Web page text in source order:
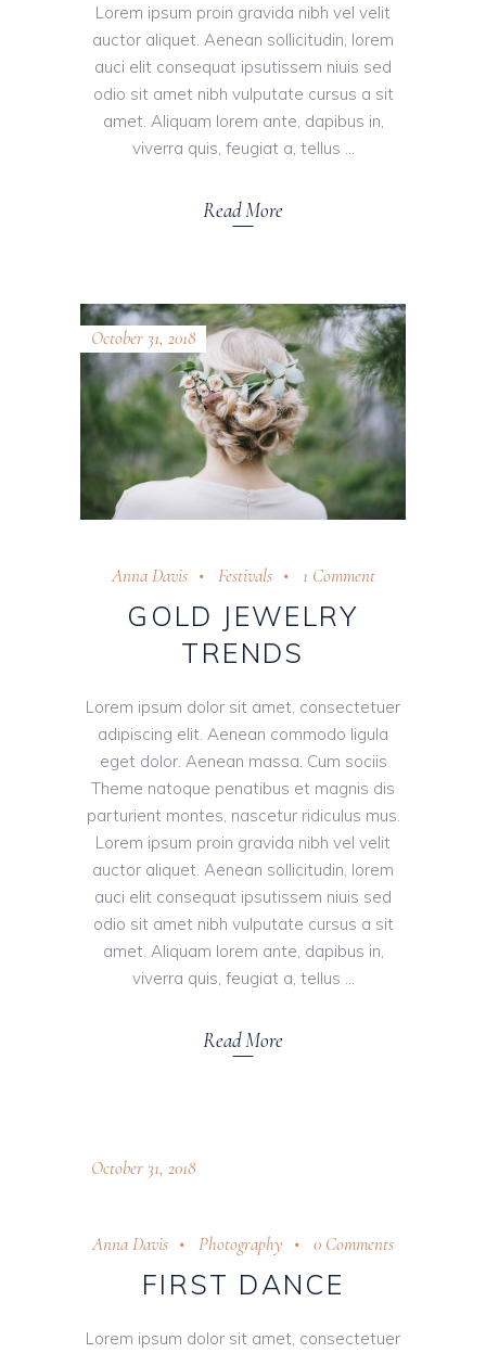
Lorem ipsum proin gravida nibh vel velit
auctor aliquet. Aenean sollicitudin, lorem
auci elit consequat ipsutissem niuis sed
odio sit amet nibh vulputate cursus a sit
amet. Aliquam lorem ante, dapibus in,
viverra quis, feugiat a, tellus
Read More
October 31, 2018
Anna Davis Festivals 1 Comment
GOLD JEWELRY
TRENDS
Lorem ipsum dolor sit amet, consectetuer
adipiscing elit. Aenean commodo ligula
eget dolor. Aenean massa. Cum sociis
Theme natoque penatibus et magnis dis
parturient montes, nascetur ridiculus mus.
Lorem ipsum proin gravida nibh vel velit
auctor aliquet. Aenean sollicitudin, lorem
auci elit consequat ipsutissem niuis sed
odio sit amet nibh vulputate cursus a sit
amet. Aliquam lorem ante, dapibus in,
viverra quis, feugiat a, tellus
Read More
October 31, 2018
Anna Davis Photography 0 Comments
FIRST DANCE
Lorem ipsum dolor sit amet, consectetuer